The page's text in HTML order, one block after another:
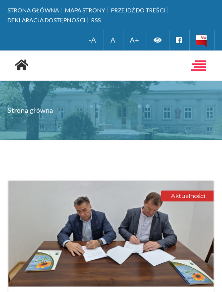
STRONA GŁÓWNA MAPA STRONY
PRZEJDŹ DO TREŚCI
DEKLARACJA DOSTĘPNOŚCI
RSS
-A A A+ Zmień
kontrastową
Facebook
Toggle
główna
Strona główna
Aktualności